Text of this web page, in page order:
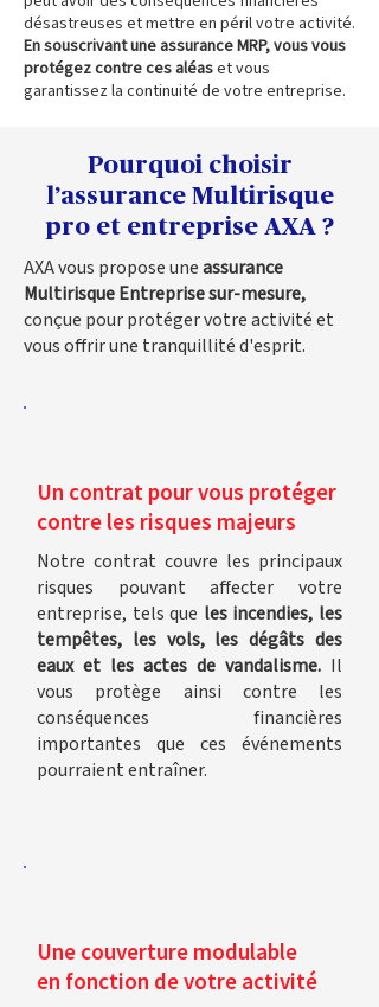
désastreuses et mettre en péril votre activité.
En souscrivant une assurance MRP, vous vous
protégez contre ces aléaset vous
garantissez la continuité de votre entreprise.
Pourquoi choisir
l’assurance Multirisque
pro et entreprise AXA ?
AXA vous propose uneassurance
Multirisque Entreprise sur-mesure,
conçue pour protéger votre activité et
vous offrir une tranquillité d'esprit.
Un contrat pour vous protéger
contre les risques majeurs
Notre contrat couvre les principaux
risques pouvant affecter votre
entreprise, tels que les incendies, les
tempêtes, les vols, les dégâts des
eaux et les actes de vandalisme. Il
vous protège ainsi contre les
conséquences financières
importantes que ces événements
pourraient entraîner.
Une couverture modulable
en fonction de votre activité